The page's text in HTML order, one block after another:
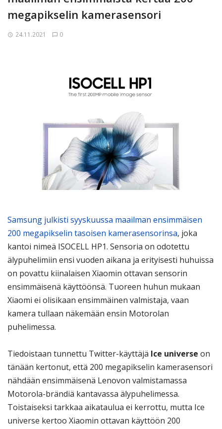
megapikselin kamerasensori
24.11.2021 0
Samsung julkisti syyskuussa maailman ensimmäisen
200 megapikselin tasoisen kamerasensorinsa, joka
kantoi nimeä ISOCELL HP1. Sensoria on odotettu
älypuhelimiin ensi vuoden aikana ja erityisesti huhuissa
on povattu kiinalaisen Xiaomin ottavan sensorin
ensimmäisenä käyttöönsä. Tuoreen huhun mukaan
Xiaomi ei olisikaan ensimmäinen valmistaja, vaan
kamera tullaan näkemään ensin Motorolan
puhelimessa.
Tiedoistaan tunnettu Twitter-käyttäjä Ice universe on
tänään kertonut, että 200 megapikselin kamerasensori
nähdään ensimmäisenä Lenovon valmistamassa
Motorola-brändiä kantavassa älypuhelimessa.
Toistaiseksi tarkkaa aikataulua ei kerrottu, mutta Ice
universe kertoo Xiaomin ottavan käyttöön 200